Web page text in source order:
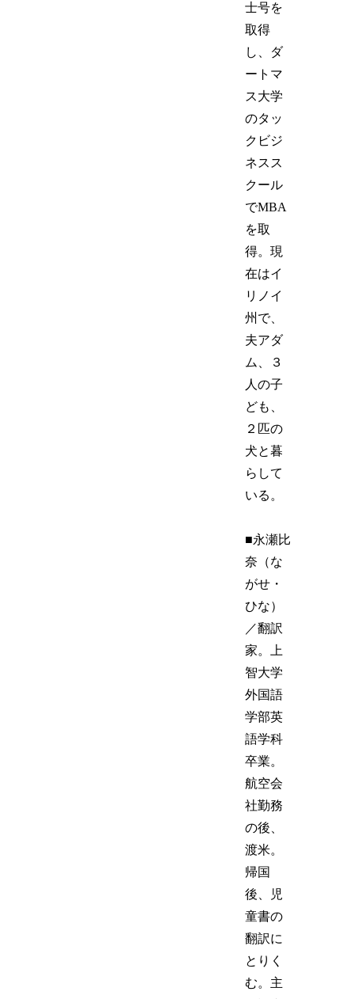
士号を
取得
し、ダ
ートマ
ス大学
のタッ
クビジ
ネスス
クール
でMBA
を取
得。現
在はイ
リノイ
州で、
夫アダ
ム、３
人の子
ども、
２匹の
犬と暮
らして
いる。
■永瀬比
奈（な
がせ・
ひな）
／翻訳
家。上
智大学
外国語
学部英
語学科
卒業。
航空会
社勤務
の後、
渡米。
帰国
後、児
童書の
翻訳に
とりく
む。主